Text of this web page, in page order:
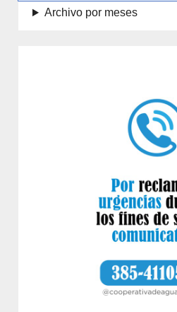
Archivo por meses